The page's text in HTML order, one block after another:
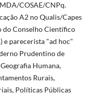
COSAE/CNPq.
A2 no Qualis/Capes
do Conselho Científico
e parecerista "ad hoc"
Prudentino de
Humana,
Rurais,
Políticas Públicas